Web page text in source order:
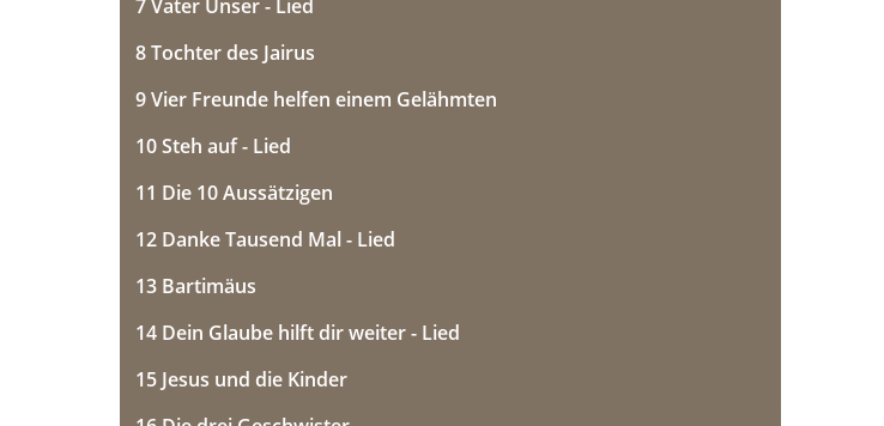
7 Vater Unser - Lied
8 Tochter des Jairus
9 Vier Freunde helfen einem Gelähmten
10 Steh auf - Lied
11 Die 10 Aussätzigen
12 Danke Tausend Mal - Lied
13 Bartimäus
14 Dein Glaube hilft dir weiter - Lied
15 Jesus und die Kinder